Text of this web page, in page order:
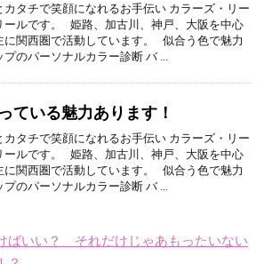
カタチで笑顔になれるお手伝い カラーズ・リー
ールです。 姫路、加古川、神戸、大阪を中心
に関西圏で活動しています。 似合う色で魅力
プのパーソナルカラー診断 バ ...
ている魅力あります！
カタチで笑顔になれるお手伝い カラーズ・リー
ールです。 姫路、加古川、神戸、大阪を中心
に関西圏で活動しています。 似合う色で魅力
プのパーソナルカラー診断 バ ...
ばいい？ それだけじゃあもったいない